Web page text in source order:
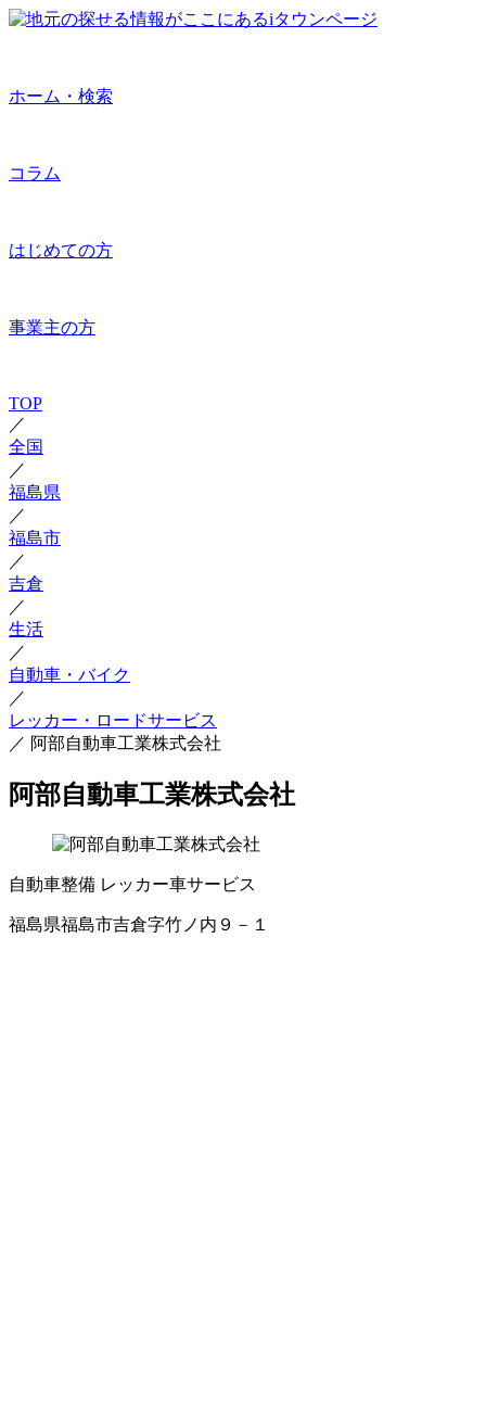
ホーム・検索
コラム
はじめての方
事業主の方
TOP
／
全国
／
福島県
／
福島市
／
吉倉
／
生活
／
自動車・バイク
／
レッカー・ロードサービス
／ 阿部自動車工業株式会社
阿部自動車工業株式会社
自動車整備 レッカー車サービス
福島県福島市吉倉字竹ノ内９－１